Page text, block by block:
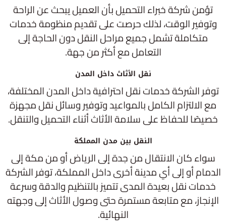
تؤمن شركة خبراء التحميل بأن العميل يبحث عن الراحة
وتوفير الوقت، لذلك حرصت على تقديم منظومة خدمات
متكاملة تشمل جميع مراحل النقل دون الحاجة إلى
التعامل مع أكثر من جهة.
نقل الأثاث داخل المدن
توفر الشركة خدمات نقل احترافية داخل المدن المختلفة،
مع الالتزام الكامل بالمواعيد وتوفير وسائل نقل مجهزة
خصيصًا للحفاظ على سلامة الأثاث أثناء التحميل والتنقل.
النقل بين مدن المملكة
سواء كان الانتقال من جدة إلى الرياض أو من مكة إلى
الدمام أو إلى أي مدينة أخرى داخل المملكة، توفر الشركة
خدمات نقل بعيدة المدى تتميز بالتنظيم والدقة وسرعة
الإنجاز، مع متابعة مستمرة حتى وصول الأثاث إلى وجهته
النهائية.